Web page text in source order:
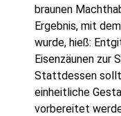
braunen
Ergebnis, mit
wurde, hieß:
Eisenzäunen zur
Stattdessen
einheitliche
vorbereitet